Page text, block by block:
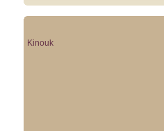
Kinouk